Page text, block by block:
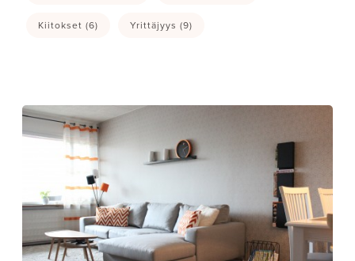
Kiitokset (6) Yrittäjyys (9)